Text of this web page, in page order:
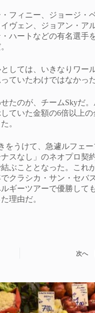
フィニー、ジョージ・
ヴェン、ジョアン・ア
ハートなどの有名選手
しては、いきなりワー
ていたわけではなかった
たのが、チームSkyだ。
ていた金額の6倍以上の
。
をうけて、急遽ルフェ
スなし」のネオプロ契
ぶこととなった。これ
クラシカ・サン・セバ
ギーツアーで優勝して
理由だ。
次へ